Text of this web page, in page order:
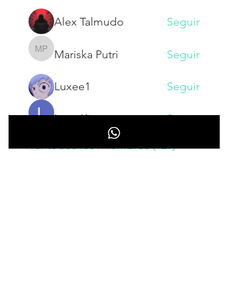
Alex Talmudo Seguir
Mariska Putri
Mariska Putri Seguir
Luxee1 Seguir
Larry King
Seguir
Ver todos los miembros (129)